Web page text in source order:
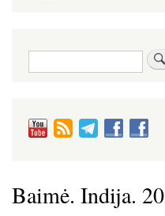
Baimė. Indija.
Paieška